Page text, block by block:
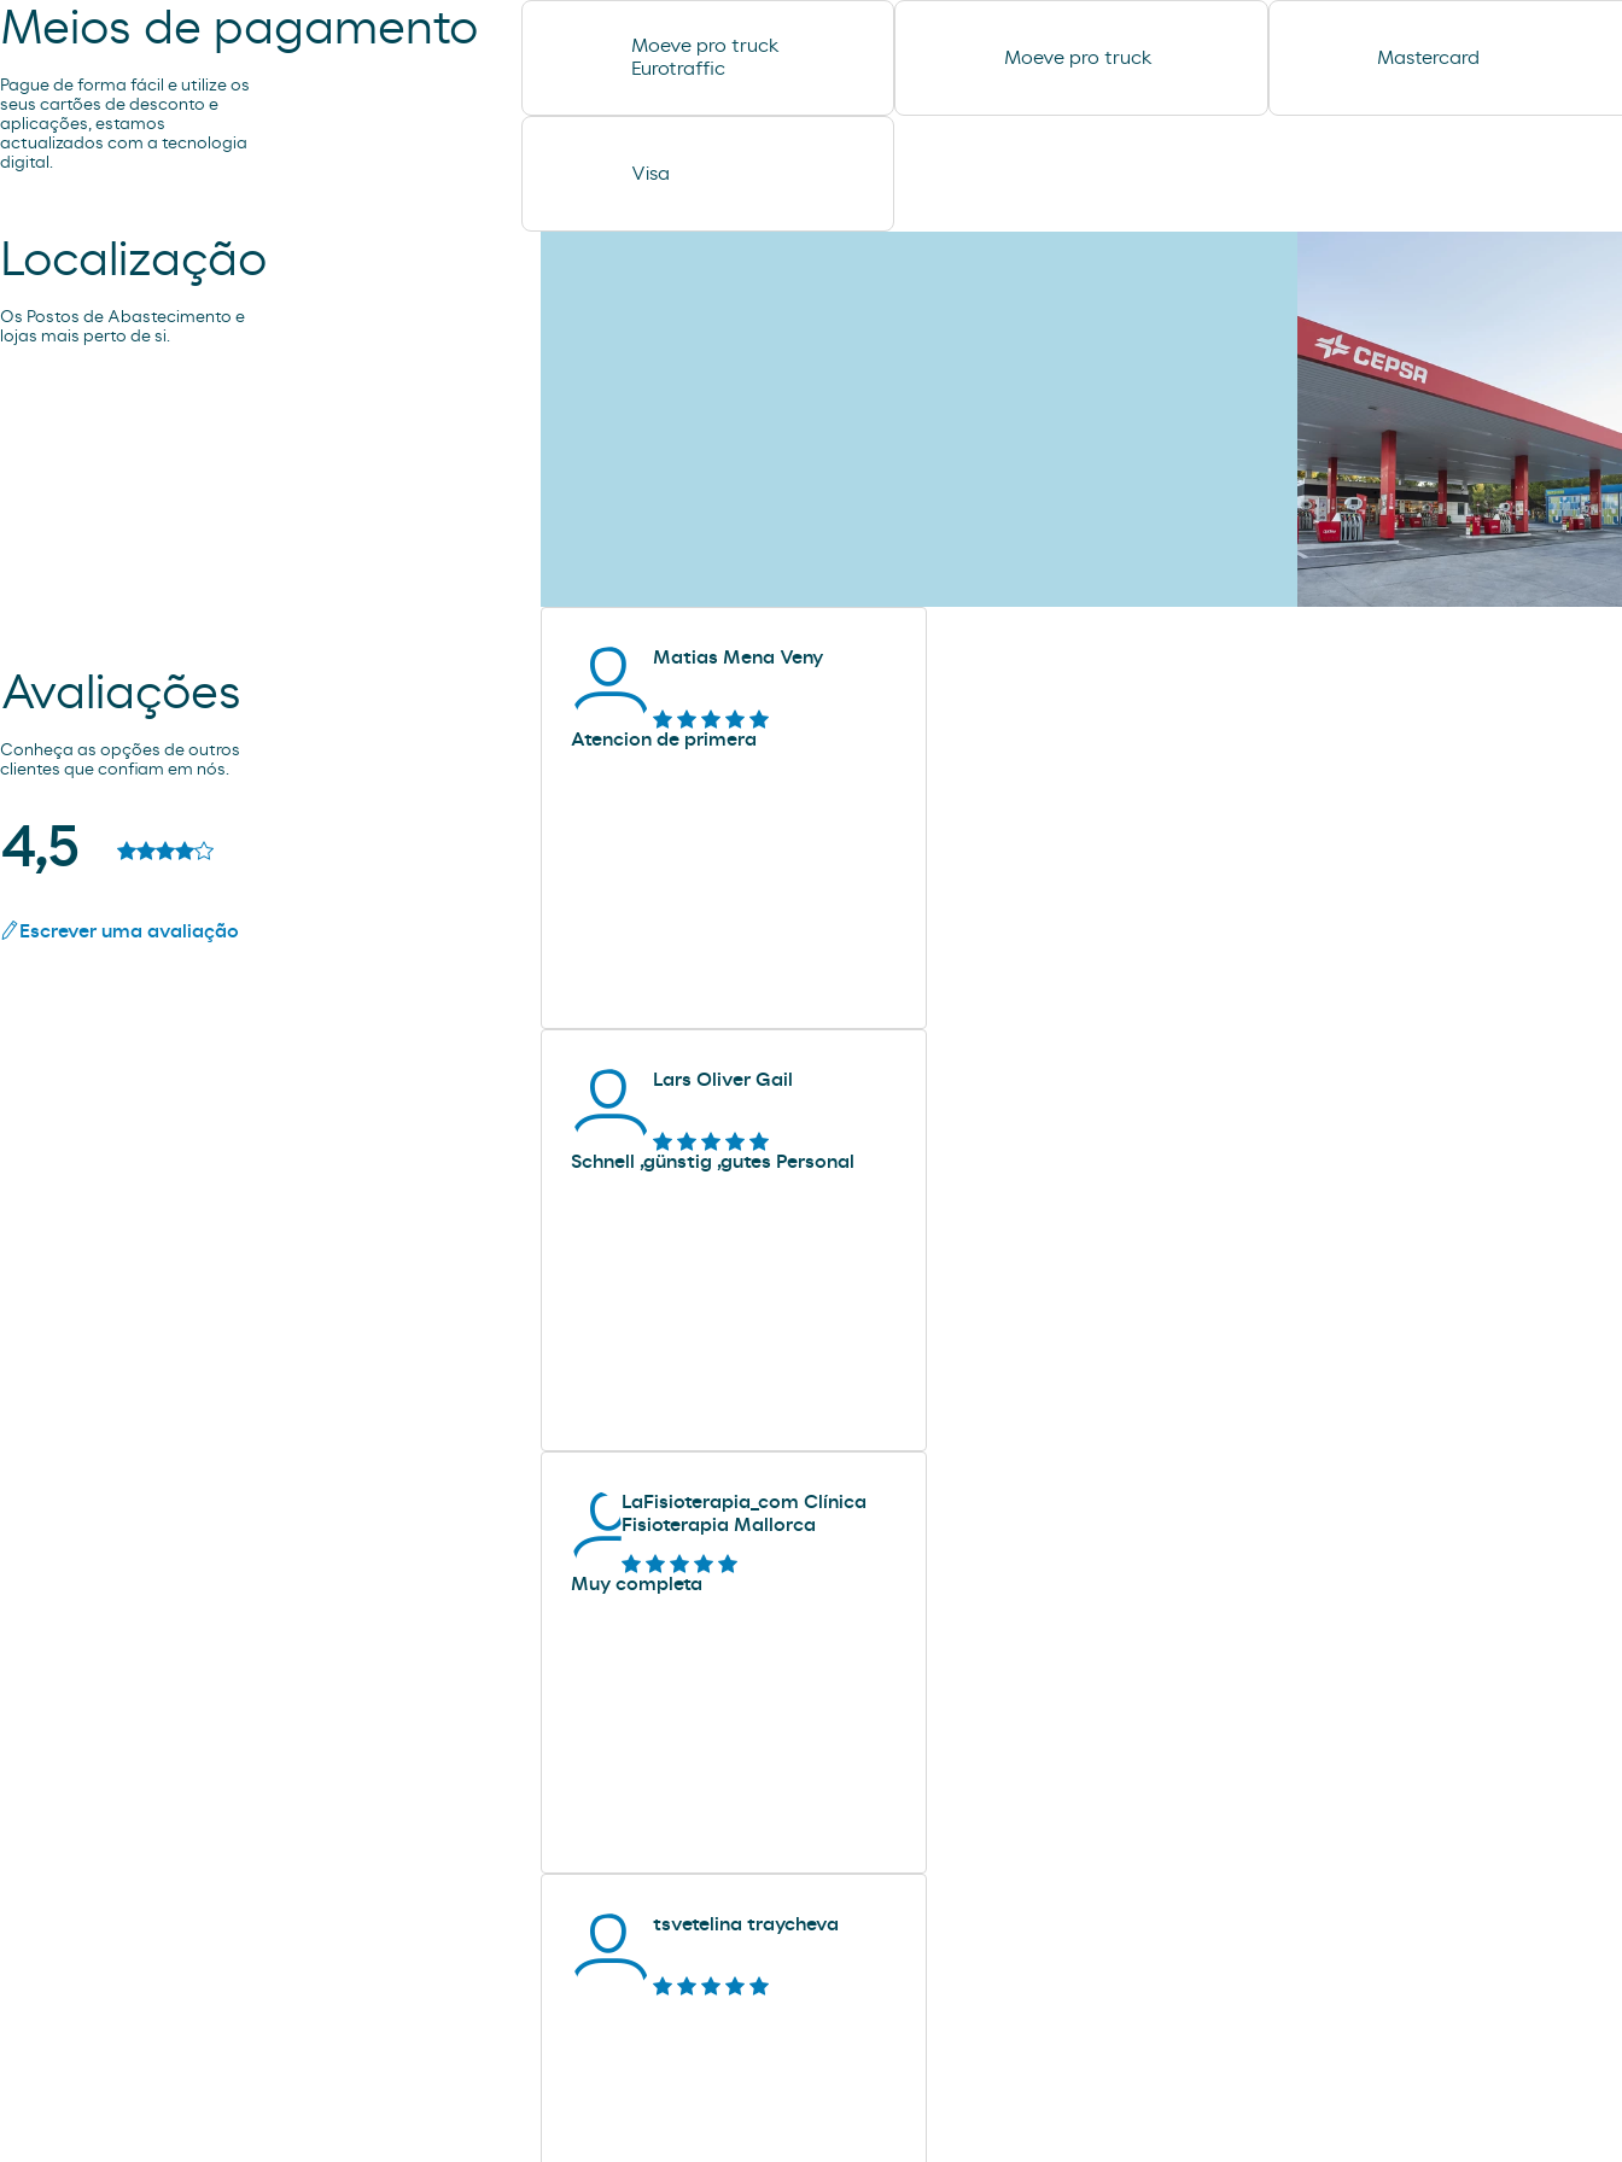
jamon curado navidul chorizo revilla
Meios de pagamento
Pague de forma fácil e utilize os
seus cartões de desconto e
aplicações, estamos
actualizados com a tecnologia
digital.
Moeve pro truck
Eurotraffic
Moeve pro truck Mastercard
Visa
Localização
Os Postos de Abastecimento e
lojas mais perto de si.
Avaliações
Conheça as opções de outros
clientes que confiam em nós.
4,5
Escrever uma avaliação
Matias Mena Veny
Atencion de primera
Lars Oliver Gail
Schnell ,günstig ,gutes Personal
LaFisioterapia_com Clínica
Fisioterapia Mallorca
Muy completa
tsvetelina traycheva